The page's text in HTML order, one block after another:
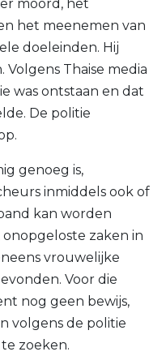
moord, het
het meenemen van
doeleinden. Hij
Thaise media
was ontstaan en dat
De politie
genoeg is,
inmiddels ook of
kan worden
onopgeloste zaken in
vrouwelijke
Voor die
nog geen bewijs,
volgens de politie
zoeken.